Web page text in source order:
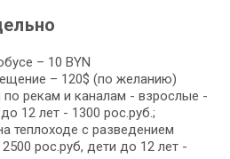
– 10 BYN
– 120$ (по желанию)
по рекам и каналам - взрослые -
12 лет - 1300 рос.руб.;
теплоходе с разведением
рос.руб, дети до 12 лет -